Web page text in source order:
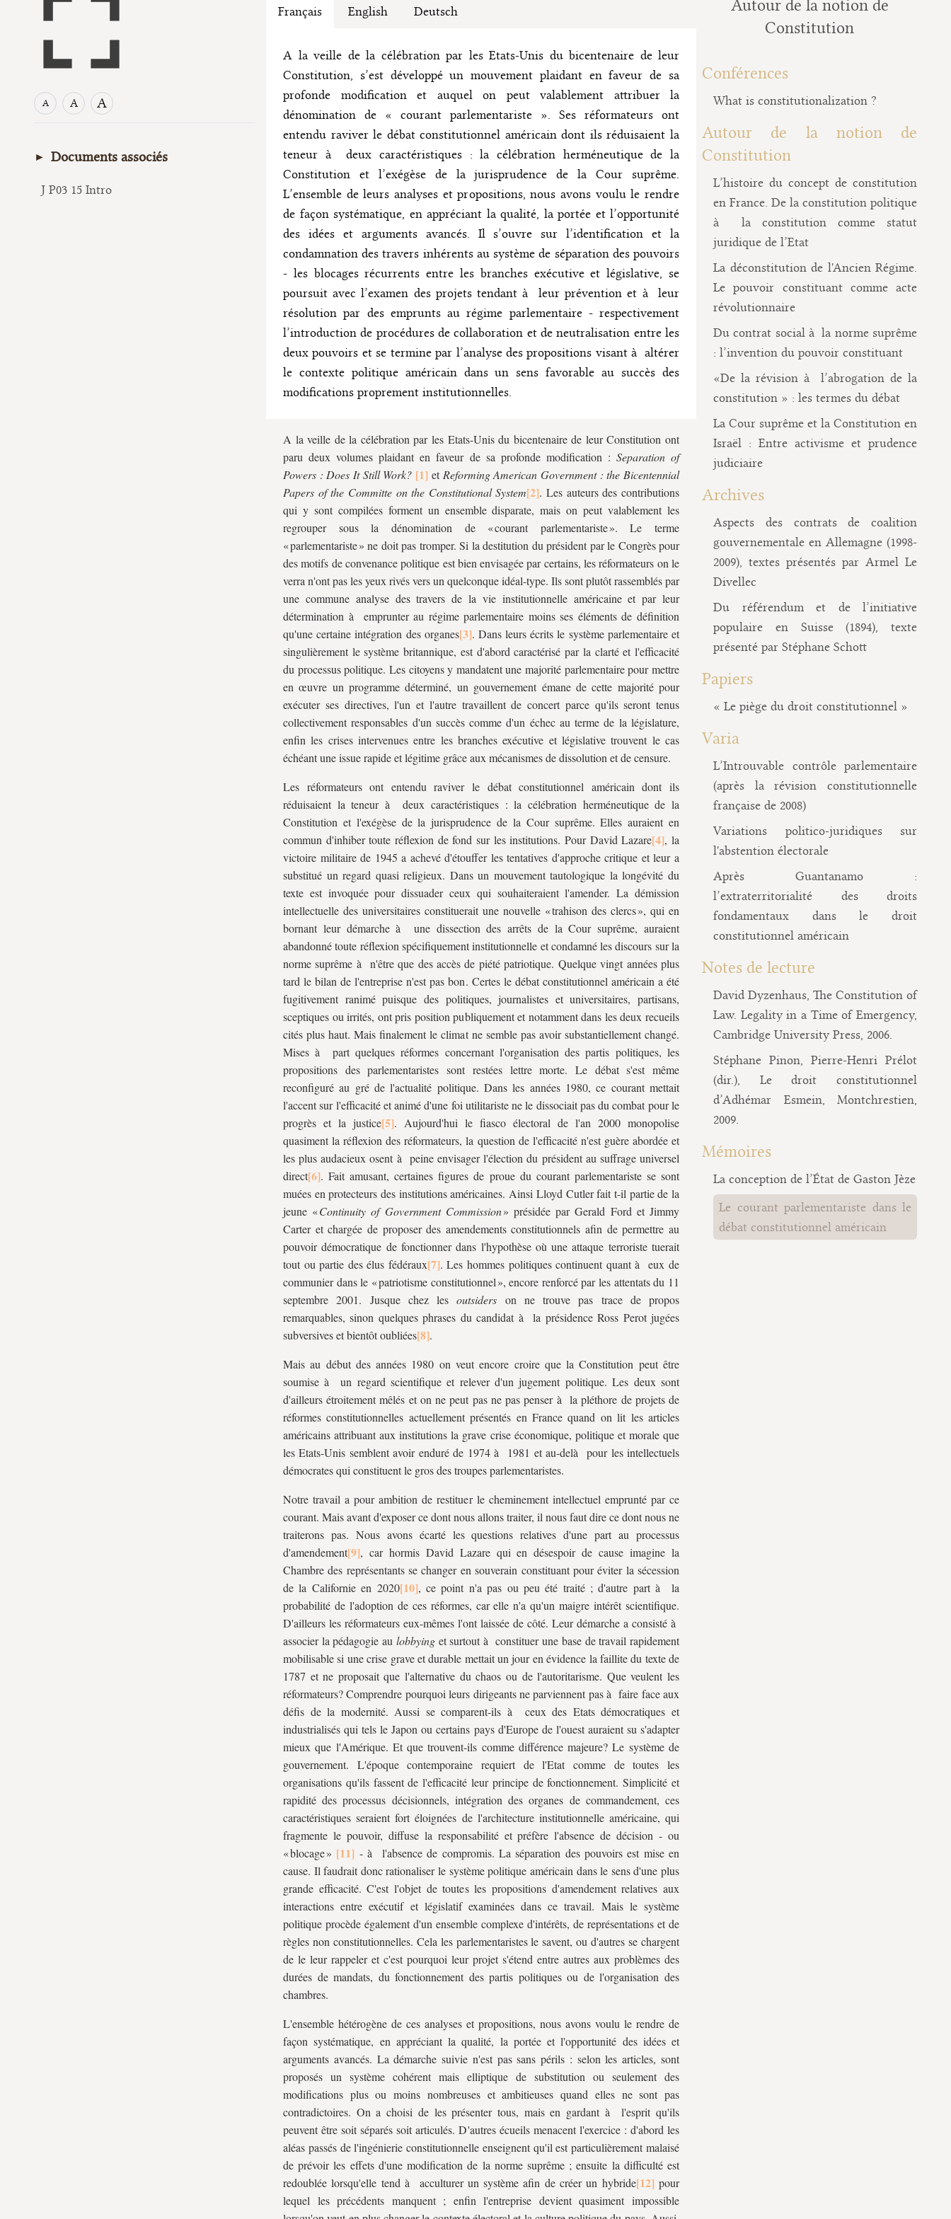
A A A
Documents associés
J P03 15 Intro
Français English Deutsch
A la veille de la célébration par les Etats-Unis du bicentenaire de leur
Constitution, s’est développé un mouvement plaidant en faveur de sa
profonde modification et auquel on peut valablement attribuer la
dénomination de « courant parlementariste ». Ses réformateurs ont
entendu raviver le débat constitutionnel américain dont ils réduisaient la
teneur à deux caractéristiques : la célébration herméneutique de la
Constitution et l’exégèse de la jurisprudence de la Cour suprême.
L’ensemble de leurs analyses et propositions, nous avons voulu le rendre
de façon systématique, en appréciant la qualité, la portée et l’opportunité
des idées et arguments avancés. Il s’ouvre sur l’identification et la
condamnation des travers inhérents au système de séparation des pouvoirs
- les blocages récurrents entre les branches exécutive et législative, se
poursuit avec l’examen des projets tendant à leur prévention et à leur
résolution par des emprunts au régime parlementaire - respectivement
l’introduction de procédures de collaboration et de neutralisation entre les
deux pouvoirs et se termine par l’analyse des propositions visant à altérer
le contexte politique américain dans un sens favorable au succès des
modifications proprement institutionnelles.
A la veille de la célébration par les Etats-Unis du bicentenaire de leur Constitution ont
paru deux volumes plaidant en faveur de sa profonde modification : Separation of
Powers : Does It Still Work?
et Reforming American Government : the Bicentennial
Papers of the Committe on the Constitutional System
. Les auteurs des contributions
qui y sont compilées forment un ensemble disparate, mais on peut valablement les
regrouper sous la dénomination de « courant parlementariste ». Le terme
« parlementariste » ne doit pas tromper. Si la destitution du président par le Congrès pour
des motifs de convenance politique est bien envisagée par certains, les réformateurs on le
verra n'ont pas les yeux rivés vers un quelconque idéal-type. Ils sont plutôt rassemblés par
une commune analyse des travers de la vie institutionnelle américaine et par leur
détermination à emprunter au régime parlementaire moins ses éléments de définition
qu'une certaine intégration des organes
. Dans leurs écrits le système parlementaire et
singulièrement le système britannique, est d'abord caractérisé par la clarté et l'efficacité
du processus politique. Les citoyens y mandatent une majorité parlementaire pour mettre
en œuvre un programme déterminé, un gouvernement émane de cette majorité pour
exécuter ses directives, l'un et l'autre travaillent de concert parce qu'ils seront tenus
collectivement responsables d'un succès comme d'un échec au terme de la législature,
enfin les crises intervenues entre les branches exécutive et législative trouvent le cas
échéant une issue rapide et légitime grâce aux mécanismes de dissolution et de censure.
Les réformateurs ont entendu raviver le débat constitutionnel américain dont ils
réduisaient la teneur à deux caractéristiques : la célébration herméneutique de la
Constitution et l'exégèse de la jurisprudence de la Cour suprême. Elles auraient en
commun d'inhiber toute réflexion de fond sur les institutions. Pour David Lazare
, la
victoire militaire de 1945 a achevé d'étouffer les tentatives d'approche critique et leur a
substitué un regard quasi religieux. Dans un mouvement tautologique la longévité du
texte est invoquée pour dissuader ceux qui souhaiteraient l'amender. La démission
intellectuelle des universitaires constituerait une nouvelle « trahison des clercs », qui en
bornant leur démarche à une dissection des arrêts de la Cour suprême, auraient
abandonné toute réflexion spécifiquement institutionnelle et condamné les discours sur la
norme suprême à n'être que des accès de piété patriotique. Quelque vingt années plus
tard le bilan de l'entreprise n'est pas bon. Certes le débat constitutionnel américain a été
fugitivement ranimé puisque des politiques, journalistes et universitaires, partisans,
sceptiques ou irrités, ont pris position publiquement et notamment dans les deux recueils
cités plus haut. Mais finalement le climat ne semble pas avoir substantiellement changé.
Mises à part quelques réformes concernant l'organisation des partis politiques, les
propositions des parlementaristes sont restées lettre morte. Le débat s'est même
reconfiguré au gré de l'actualité politique. Dans les années 1980, ce courant mettait
l'accent sur l'efficacité et animé d'une foi utilitariste ne le dissociait pas du combat pour le
progrès et la justice
. Aujourd'hui le fiasco électoral de l'an 2000 monopolise
quasiment la réflexion des réformateurs, la question de l'efficacité n'est guère abordée et
les plus audacieux osent à peine envisager l'élection du président au suffrage universel
direct
. Fait amusant, certaines figures de proue du courant parlementariste se sont
muées en protecteurs des institutions américaines. Ainsi Lloyd Cutler fait t-il partie de la
jeune «Continuity of Government Commission» présidée par Gerald Ford et Jimmy
Carter et chargée de proposer des amendements constitutionnels afin de permettre au
pouvoir démocratique de fonctionner dans l'hypothèse où une attaque terroriste tuerait
tout ou partie des élus fédéraux
. Les hommes politiques continuent quant à eux de
communier dans le « patriotisme constitutionnel », encore renforcé par les attentats du 11
septembre 2001. Jusque chez lesoutsiders on ne trouve pas trace de propos
remarquables, sinon quelques phrases du candidat à la présidence Ross Perot jugées
subversives et bientôt oubliées
.
Mais au début des années 1980 on veut encore croire que la Constitution peut être
soumise à un regard scientifique et relever d'un jugement politique. Les deux sont
d'ailleurs étroitement mêlés et on ne peut pas ne pas penser à la pléthore de projets de
réformes constitutionnelles actuellement présentés en France quand on lit les articles
américains attribuant aux institutions la grave crise économique, politique et morale que
les Etats-Unis semblent avoir enduré de 1974 à 1981 et au-delà pour les intellectuels
démocrates qui constituent le gros des troupes parlementaristes.
Notre travail a pour ambition de restituer le cheminement intellectuel emprunté par ce
courant. Mais avant d'exposer ce dont nous allons traiter, il nous faut dire ce dont nous ne
traiterons pas. Nous avons écarté les questions relatives d'une part au processus
d'amendement
, car hormis David Lazare qui en désespoir de cause imagine la
Chambre des représentants se changer en souverain constituant pour éviter la sécession
de la Californie en 2020
, ce point n'a pas ou peu été traité ; d'autre part à la
probabilité de l'adoption de ces réformes, car elle n'a qu'un maigre intérêt scientifique.
D'ailleurs les réformateurs eux-mêmes l'ont laissée de côté. Leur démarche a consisté à
associer la pédagogie au lobbyinget surtout à constituer une base de travail rapidement
mobilisable si une crise grave et durable mettait un jour en évidence la faillite du texte de
1787 et ne proposait que l'alternative du chaos ou de l'autoritarisme. Que veulent les
réformateurs? Comprendre pourquoi leurs dirigeants ne parviennent pas à faire face aux
défis de la modernité. Aussi se comparent-ils à ceux des Etats démocratiques et
industrialisés qui tels le Japon ou certains pays d'Europe de l'ouest auraient su s'adapter
mieux que l'Amérique. Et que trouvent-ils comme différence majeure? Le système de
gouvernement. L'époque contemporaine requiert de l'Etat comme de toutes les
organisations qu'ils fassent de l'efficacité leur principe de fonctionnement. Simplicité et
rapidité des processus décisionnels, intégration des organes de commandement, ces
caractéristiques seraient fort éloignées de l'architecture institutionnelle américaine, qui
fragmente le pouvoir, diffuse la responsabilité et préfère l'absence de décision - ou
« blocage »
- à l'absence de compromis. La séparation des pouvoirs est mise en
cause. Il faudrait donc rationaliser le système politique américain dans le sens d'une plus
grande efficacité. C'est l'objet de toutes les propositions d'amendement relatives aux
interactions entre exécutif et législatif examinées dans ce travail. Mais le système
politique procède également d'un ensemble complexe d'intérêts, de représentations et de
règles non constitutionnelles. Cela les parlementaristes le savent, ou d'autres se chargent
de le leur rappeler et c'est pourquoi leur projet s'étend entre autres aux problèmes des
durées de mandats, du fonctionnement des partis politiques ou de l'organisation des
chambres.
L'ensemble hétérogène de ces analyses et propositions, nous avons voulu le rendre de
façon systématique, en appréciant la qualité, la portée et l'opportunité des idées et
arguments avancés. La démarche suivie n'est pas sans périls : selon les articles, sont
proposés un système cohérent mais elliptique de substitution ou seulement des
modifications plus ou moins nombreuses et ambitieuses quand elles ne sont pas
contradictoires. On a choisi de les présenter tous, mais en gardant à l'esprit qu'ils
peuvent être soit séparés soit articulés. D'autres écueils menacent l'exercice : d'abord les
aléas passés de l'ingénierie constitutionnelle enseignent qu'il est particulièrement malaisé
de prévoir les effets d'une modification de la norme suprême ; ensuite la difficulté est
redoublée lorsqu'elle tend à acculturer un système afin de créer un hybride
pour
lequel les précédents manquent ; enfin l'entreprise devient quasiment impossible
Autour de la notion de
Constitution
Conférences
What is constitutionalization ?
Autour de la notion de
Constitution
L’histoire du concept de constitution
en France. De la constitution politique
à la constitution comme statut
juridique de l’Etat
La déconstitution de l'Ancien Régime.
Le pouvoir constituant comme acte
révolutionnaire
Du contrat social à la norme suprême
: l’invention du pouvoir constituant
«De la révision à l’abrogation de la
constitution » : les termes du débat
La Cour suprême et la Constitution en
Israël : Entre activisme et prudence
judiciaire
Archives
Aspects des contrats de coalition
gouvernementale en Allemagne (1998-
2009), textes présentés par Armel Le
Divellec
Du référendum et de l’initiative
populaire en Suisse (1894), texte
présenté par Stéphane Schott
Papiers
« Le piège du droit constitutionnel »
Varia
L’Introuvable contrôle parlementaire
(après la révision constitutionnelle
française de 2008)
Variations politico-juridiques sur
l'abstention électorale
Après Guantanamo :
l’extraterritorialité des droits
fondamentaux dans le droit
constitutionnel américain
Notes de lecture
David Dyzenhaus, The Constitution of
Law. Legality in a Time of Emergency,
Cambridge University Press, 2006.
Stéphane Pinon, Pierre-Henri Prélot
(dir.), Le droit constitutionnel
d’Adhémar Esmein, Montchrestien,
2009.
Mémoires
La conception de l’État de Gaston Jèze
Le courant parlementariste dans le
débat constitutionnel américain